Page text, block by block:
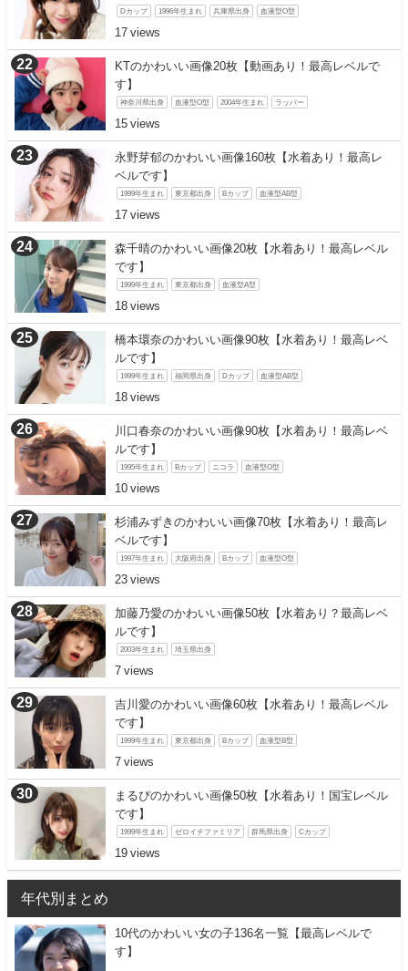
Dカップ 1996年生まれ 兵庫県出身 血液型O型
17
KTのかわいい画像20枚【動画あり！最高レベルで
す】
神奈川県出身 血液型O型 2004年生まれ ラッパー
15
永野芽郁のかわいい画像160枚【水着あり！最高レ
ベルです】
1999年生まれ 東京都出身 Bカップ 血液型AB型
17
森千晴のかわいい画像20枚【水着あり！最高レベル
です】
1999年生まれ 東京都出身 血液型A型
18
橋本環奈のかわいい画像90枚【水着あり！最高レベ
ルです】
1999年生まれ 福岡県出身 Dカップ 血液型AB型
18
川口春奈のかわいい画像90枚【水着あり！最高レベ
ルです】
1995年生まれ Bカップ ニコラ 血液型O型
10
杉浦みずきのかわいい画像70枚【水着あり！最高レ
ベルです】
1997年生まれ 大阪府出身 Bカップ 血液型O型
23
加藤乃愛のかわいい画像50枚【水着あり？最高レベ
ルです】
2003年生まれ 埼玉県出身
7
吉川愛のかわいい画像60枚【水着あり！最高レベル
です】
1999年生まれ 東京都出身 Bカップ 血液型B型
7
まるぴのかわいい画像50枚【水着あり！国宝レベル
です】
1999年生まれ ゼロイチファミリア 群馬県出身 Cカップ
19
年代別まとめ
10代のかわいい女の子136名一覧【最高レベルで
す】